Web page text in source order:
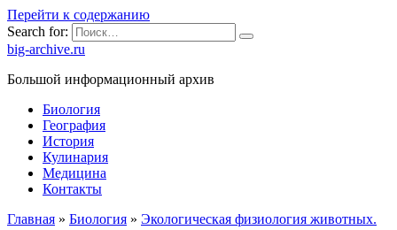
Перейти к содержанию
Search for:
big-archive.ru
Большой информационный архив
Биология
География
История
Кулинария
Медицина
Контакты
Главная » Биология » Экологическая физиология животных.